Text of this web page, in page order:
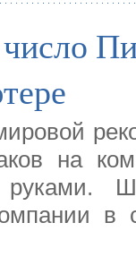
на
руками.
в